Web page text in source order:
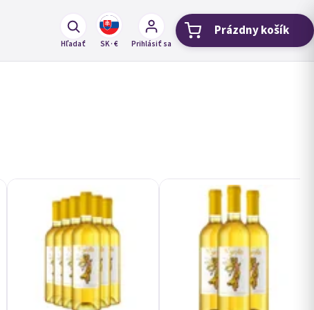
Hľadať SK · € Prihlásiť sa Nákupný
Prázdny košík